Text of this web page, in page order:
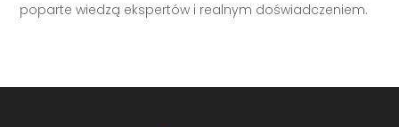
poparte wiedzą ekspertów i realnym doświadczeniem.